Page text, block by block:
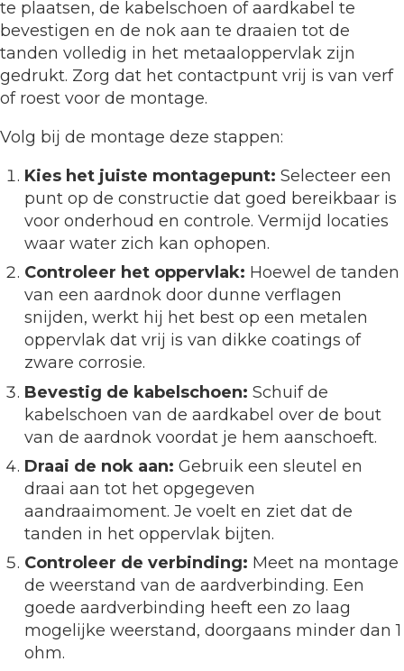
te plaatsen, de kabelschoen of aardkabel te
bevestigen en de nok aan te draaien tot de
tanden volledig in het metaaloppervlak zijn
gedrukt. Zorg dat het contactpunt vrij is van verf
of roest voor de montage.
Volg bij de montage deze stappen:
Kies het juiste montagepunt: Selecteer een
punt op de constructie dat goed bereikbaar is
voor onderhoud en controle. Vermijd locaties
waar water zich kan ophopen.
Controleer het oppervlak: Hoewel de tanden
van een aardnok door dunne verflagen
snijden, werkt hij het best op een metalen
oppervlak dat vrij is van dikke coatings of
zware corrosie.
Bevestig de kabelschoen: Schuif de
kabelschoen van de aardkabel over de bout
van de aardnok voordat je hem aanschoeft.
Draai de nok aan: Gebruik een sleutel en
draai aan tot het opgegeven
aandraaimoment. Je voelt en ziet dat de
tanden in het oppervlak bijten.
Controleer de verbinding: Meet na montage
de weerstand van de aardverbinding. Een
goede aardverbinding heeft een zo laag
mogelijke weerstand, doorgaans minder dan 1
ohm.